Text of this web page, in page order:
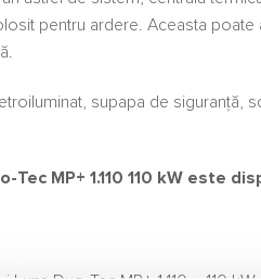
pentru ardere. Aceasta poate
supapa de siguranță,
Tec MP+ 1.110 110 kW este